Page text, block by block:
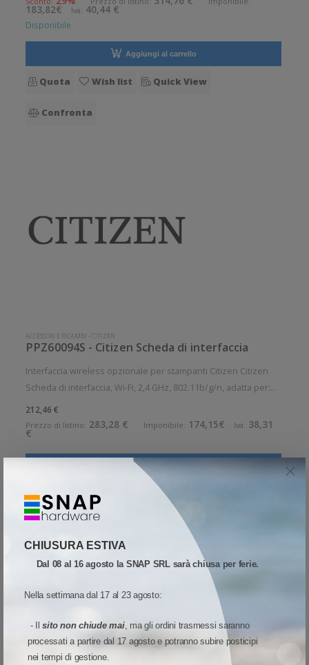
CHIUSURA ESTIVA
Dal 08 al 16 agosto la SNAP SRL sarà chiusa per ferie.
Nella settimana dal 17 al 23 agosto:
- Ilsito non chiude mai, ma gli ordini trasmessi saranno
processati a partire dal 17 agosto e potranno subire posticipi
nei tempi di gestione.
183,82€ Iva: 40,44 €
Disponibile
Aggiungi al carrello
Quota Wish list Quick View
Confronta
ACCESSORI E RICAMBI -CITIZEN
PPZ60094S - Citizen Scheda di interfaccia
Interfaccia wireless opzionale per stampanti Citizen Citizen
Scheda di interfaccia, Wi-Fi, 2,4 GHz, 802.11b/g/n, adatta per:
CT-E651, CT-S751, CT-S4500 Accessorio opzionale. Opzionale:
Si
212,46 €
Prezzo di listino: 283,28 € Imponibile: 174,15€ Iva: 38,31
€
Aggiungi al carrello
Quota Wish list Quick View
Confronta